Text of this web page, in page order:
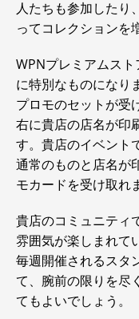
人たちも参加したり
ってコレクションを
WPNプレミアムス
に特別なものになり
プロモのセットが受
右に貴店の店名が印
す。貴店のイベント
通常のものと店名が
モカードを受け取れ
貴店のコミュニティ
雰囲気が楽しまれて
毎週開催されるスタ
て、腕前の限りを尽
てもよいでしょう。